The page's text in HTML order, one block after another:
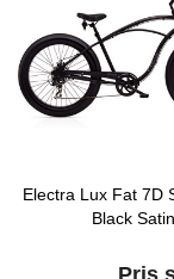
Electra Lux Fat 7D
Black Satin
Pris